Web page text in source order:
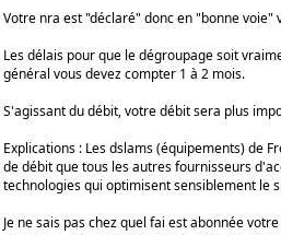
Votre nra est "déclaré" donc en "bonne voie"
Les délais pour que le dégroupage soit
général vous devez compter 1 à 2 mois.
S'agissant du débit, votre débit sera plus
Explications : Les dslams (équipements) de
de débit que tous les autres fournisseurs
technologies qui optimisent sensiblement le
Je ne sais pas chez quel fai est abonnée